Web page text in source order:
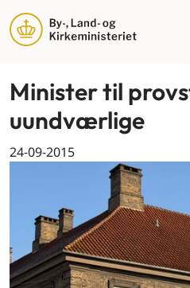
Minister til
uundværlige
24-09-2015